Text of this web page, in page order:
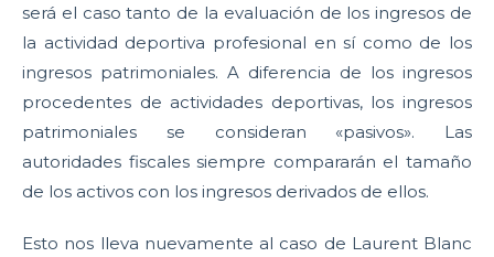
será el caso tanto de la evaluación de los ingresos de
la actividad deportiva profesional en sí como de los
ingresos patrimoniales. A diferencia de los ingresos
procedentes de actividades deportivas, los ingresos
patrimoniales se consideran «pasivos». Las
autoridades fiscales siempre compararán el tamaño
de los activos con los ingresos derivados de ellos.
Esto nos lleva nuevamente al caso de Laurent Blanc